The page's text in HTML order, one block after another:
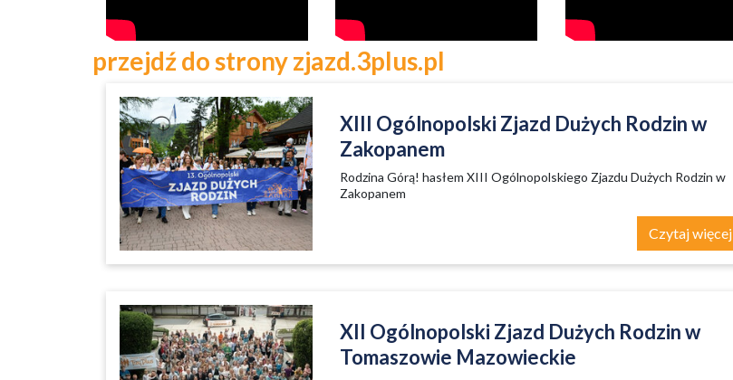
przejdź do strony zjazd.3plus.pl
XIII Ogólnopolski Zjazd Dużych Rodzin w
Zakopanem
Rodzina Górą! hasłem XIII Ogólnopolskiego Zjazdu Dużych Rodzin w
Zakopanem
Czytaj więcej
XII Ogólnopolski Zjazd Dużych Rodzin w
Tomaszowie Mazowieckie